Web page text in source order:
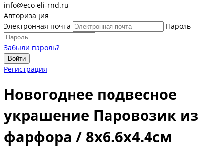
info@eco-eli-rnd.ru
Авторизация
Электронная почта
Пароль
Забыли пароль?
Войти
Регистрация
Новогоднее подвесное
украшение Паровозик из
фарфора / 8х6.6х4.4см